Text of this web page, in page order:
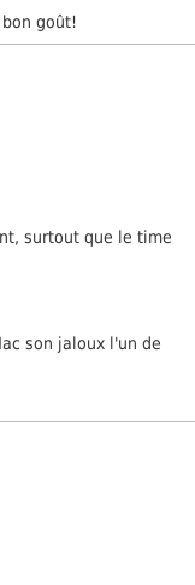
goût!
surtout que le time
son jaloux l'un de